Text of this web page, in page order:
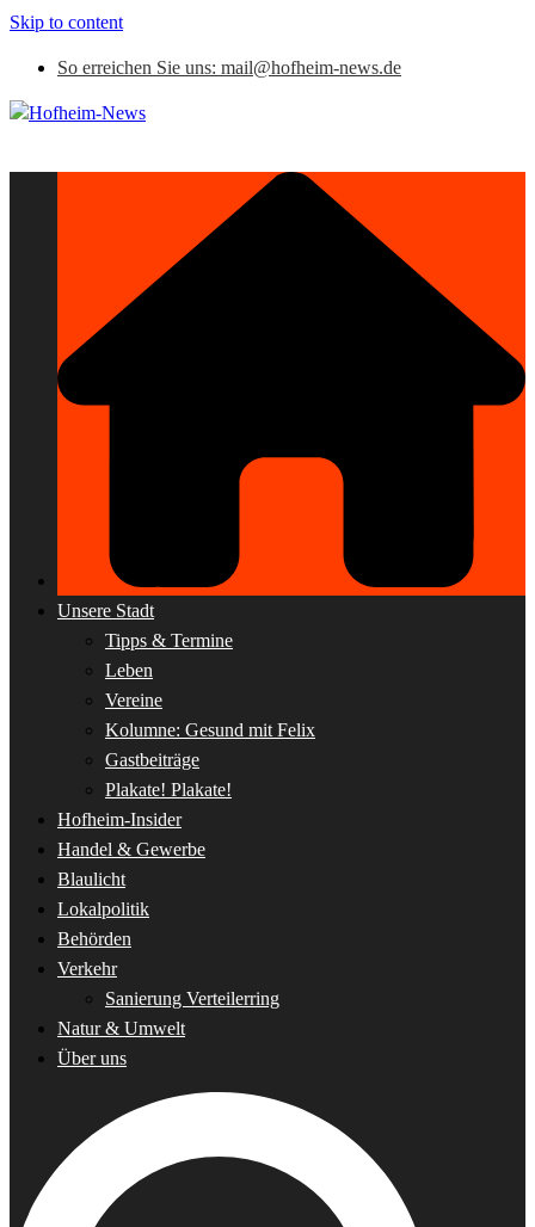
Skip to content
So erreichen Sie uns: mail@hofheim-news.de
Unsere Stadt
Tipps & Termine
Leben
Vereine
Kolumne: Gesund mit Felix
Gastbeiträge
Plakate! Plakate!
Hofheim-Insider
Handel & Gewerbe
Blaulicht
Lokalpolitik
Behörden
Verkehr
Sanierung Verteilerring
Natur & Umwelt
Über uns